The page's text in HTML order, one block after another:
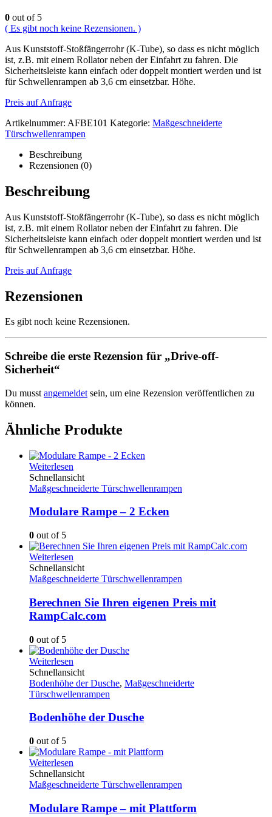
0 out of 5
( Es gibt noch keine Rezensionen. )
Aus Kunststoff-Stoßfängerrohr (K-Tube), so dass es nicht möglich
ist, z.B. mit einem Rollator neben der Einfahrt zu fahren. Die
Sicherheitsleiste kann einfach oder doppelt montiert werden und ist
für Schwellenrampen ab 3,6 cm einsetzbar. Höhe.
Preis auf Anfrage
Artikelnummer: AFBE101 Kategorie: Maßgeschneiderte
Türschwellenrampen
Beschreibung
Rezensionen (0)
Beschreibung
Aus Kunststoff-Stoßfängerrohr (K-Tube), so dass es nicht möglich
ist, z.B. mit einem Rollator neben der Einfahrt zu fahren. Die
Sicherheitsleiste kann einfach oder doppelt montiert werden und ist
für Schwellenrampen ab 3,6 cm einsetzbar. Höhe.
Preis auf Anfrage
Rezensionen
Es gibt noch keine Rezensionen.
Schreibe die erste Rezension für „Drive-off-
Sicherheit“
Du musst angemeldet sein, um eine Rezension veröffentlichen zu
können.
Ähnliche Produkte
Weiterlesen
Schnellansicht
Maßgeschneiderte Türschwellenrampen
Modulare Rampe – 2 Ecken
0 out of 5
Weiterlesen
Schnellansicht
Maßgeschneiderte Türschwellenrampen
Berechnen Sie Ihren eigenen Preis mit
RampCalc.com
0 out of 5
Weiterlesen
Schnellansicht
Bodenhöhe der Dusche, Maßgeschneiderte
Türschwellenrampen
Bodenhöhe der Dusche
0 out of 5
Weiterlesen
Schnellansicht
Maßgeschneiderte Türschwellenrampen
Modulare Rampe – mit Plattform